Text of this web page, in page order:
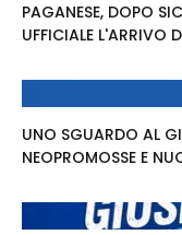
PAGANESE, DOPO
UFFICIALE L'ARRIVO
UNO SGUARDO AL
NEOPROMOSSE E